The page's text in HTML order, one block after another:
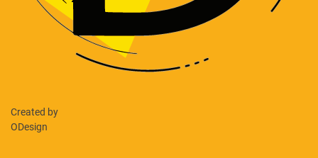
Created by
ODesign